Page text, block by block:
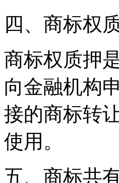
四、商标权
商标权质押
向金融机构
接的商标转
使用。
五、商标共